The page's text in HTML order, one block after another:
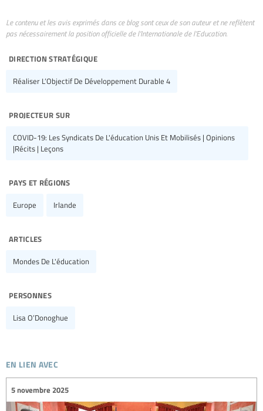
Le contenu et les avis exprimés dans ce blog sont ceux de son auteur et ne reflètent
pas nécessairement la position officielle de l’Internationale de l’Education.
direction stratégique
Réaliser L’Objectif De Développement Durable 4
projecteur sur
COVID-19: Les Syndicats De L'éducation Unis Et Mobilisés | Opinions
|Récits | Leçons
pays et régions
Europe Irlande
articles
Mondes De L'éducation
personnes
Lisa O’Donoghue
en lien avec
5 novembre 2025